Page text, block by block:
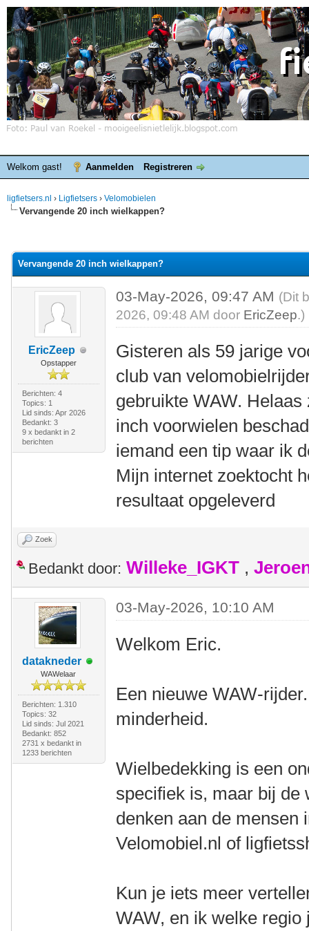
Welkom gast! Aanmelden Registreren
ligfietsers.nl › Ligfietsers › Velomobielen
Vervangende 20 inch wielkappen?
Vervangende 20 inch wielkappen?
EricZeep
Opstapper
Berichten: 4
Topics: 1
Lid sinds: Apr 2026
Bedankt: 3
9 x bedankt in 2
berichten
03-May-2026, 09:47 AM (Dit
2026, 09:48 AM door EricZeep.)
Gisteren als 59 jarige
club van
gebruikte WAW.
inch voorwielen
iemand een tip waar ik
Mijn internet zoektocht
resultaat opgeleverd
Zoek
Bedankt door: Willeke_IGKT ,
datakneder
WAWelaar
Berichten: 1.310
Topics: 32
Lid sinds: Jul 2021
Bedankt: 852
2731 x bedankt in
1233 berichten
03-May-2026, 10:10 AM
Welkom Eric.
Een nieuwe WAW-
minderheid.
Wielbedekking is een
specifiek is, maar bij de
denken aan de mensen
Velomobiel.nl of
Kun je iets meer
WAW, en ik welke regio